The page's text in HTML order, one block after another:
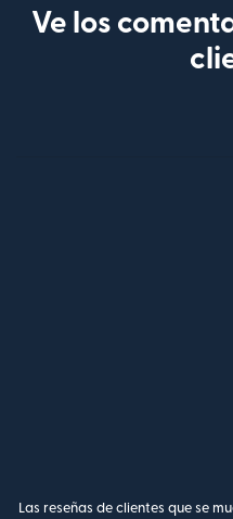
Ve los
Las reseñas de clientes que se